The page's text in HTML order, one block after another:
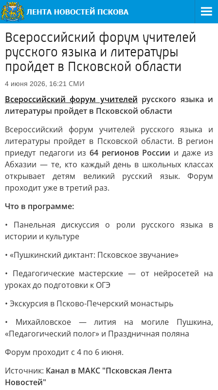
Всероссийский форум учителей
русского языка и литературы
пройдет в Псковской области
4 июня 2026, 16:21 СМИ
Всероссийский форум учителей русского языка и
литературы пройдет в Псковской области
Всероссийский форум учителей русского языка и
литературы пройдет в Псковской области. В регион
приедут педагоги из 64 регионов России и даже из
Абхазии — те, кто каждый день в школьных классах
открывает детям великий русский язык. Форум
проходит уже в третий раз.
Что в программе:
• Панельная дискуссия о роли русского языка в
истории и культуре
• «Пушкинский диктант: Псковское звучание»
• Педагогические мастерские — от нейросетей на
уроках до подготовки к ОГЭ
• Экскурсия в Псково-Печерский монастырь
• Михайловское — лития на могиле Пушкина,
«Педагогический полог» и Праздничная поляна
Форум проходит с 4 по 6 июня.
Источник: Канал в МАКС "Псковская Лента
Новостей"